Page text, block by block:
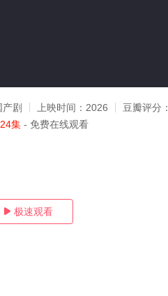
产剧 上映时间： 2026 豆瓣评分：
集 - 免费在线观看
 极速观看